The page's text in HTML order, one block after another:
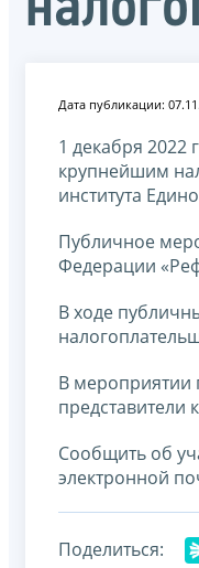
Дата публикации:
1 декабря
крупнейшим
института
Публичное
Федерации
В ходе
В мероприятии
представители
Сообщить об
электронной
Поделиться: